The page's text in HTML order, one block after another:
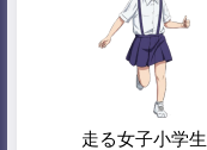
走る女子小学生